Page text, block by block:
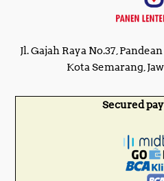
Jl. Gajah Raya No.37,
Kota Semarang,
Secured